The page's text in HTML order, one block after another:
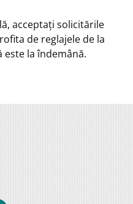
acceptați solicitările
de reglajele de la
la îndemână.